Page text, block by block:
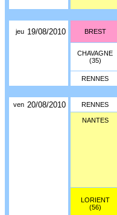
jeu 19/08/2010 BREST
CHAVAGNE
(35)
RENNES
ven 20/08/2010 RENNES
NANTES
LORIENT
(56)